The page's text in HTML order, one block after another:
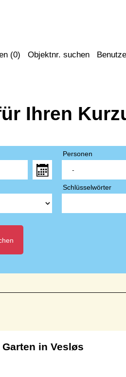
(0) Objektnr. suchen
Ihren
Personen
Schlüsselwörter
in Vesløs